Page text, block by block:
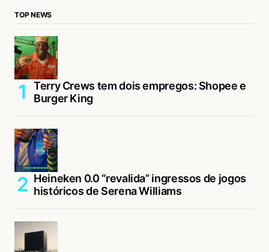
TOP NEWS
Terry Crews tem dois empregos: Shopee e
Burger King
Heineken 0.0 “revalida” ingressos de jogos
históricos de Serena Williams